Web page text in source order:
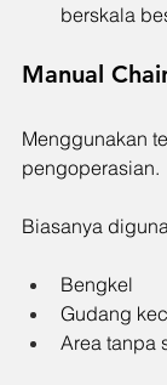
berskala
Manual
Menggunakan
pengoperasian.
Biasanya
Bengkel
Gudang
Area tanpa